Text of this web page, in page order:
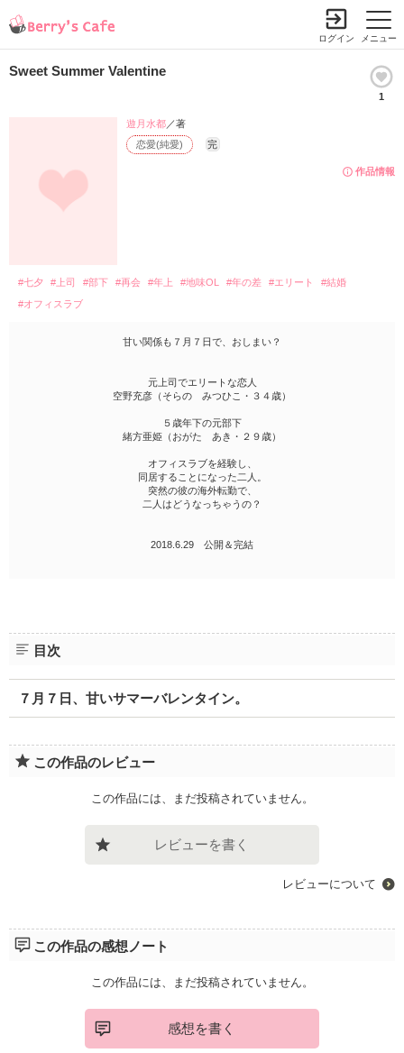
メニュー
ログイン
Sweet Summer Valentine
1
作品情報
恋愛(純愛) 完
遊月水都／著
#七夕 #上司 #部下 #再会 #年上 #地味OL #年の差 #エリート
#結婚
#オフィスラブ
甘い関係も７月７日で、おしまい？
元上司でエリートな恋人
空野充彦（そらの みつひこ・３４歳）
５歳年下の元部下
緒方亜姫（おがた あき・２９歳）
オフィスラブを経験し、
同居することになった二人。
突然の彼の海外転勤で、
二人はどうなっちゃうの？
2018.6.29 公開＆完結
目次
７月７日、甘いサマーバレンタイン。
この作品のレビュー
この作品には、まだ投稿されていません。
レビューを書く
レビューについて
この作品の感想ノート
この作品には、まだ投稿されていません。
感想を書く